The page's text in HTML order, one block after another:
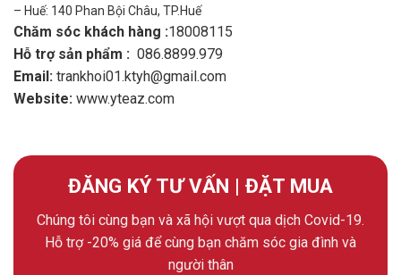
– Huế: 140 Phan Bội Châu, TP.Huế
Chăm sóc khách hàng :18008115
Hỗ trợ sản phẩm : 086.8899.979
Email: trankhoi01.ktyh@gmail.com
Website: www.yteaz.com
ĐĂNG KÝ TƯ VẤN | ĐẶT MUA
Chúng tôi cùng bạn và xã hội vượt qua dịch Covid-19.
Hỗ trợ -20% giá để cùng bạn chăm sóc gia đình và
người thân